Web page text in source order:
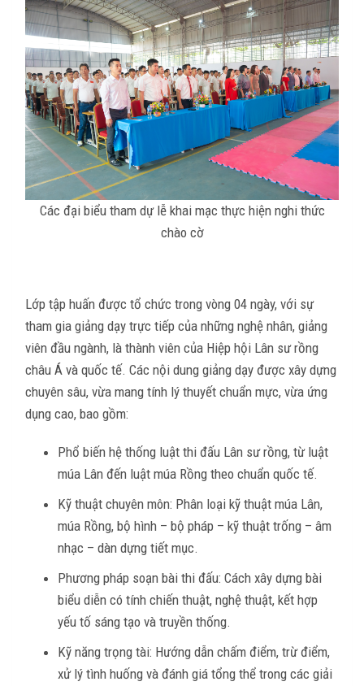
Các đại biểu tham dự lễ khai mạc thực hiện nghi thức
chào cờ
Lớp tập huấn được tổ chức trong vòng 04 ngày, với sự
tham gia giảng dạy trực tiếp của những nghệ nhân, giảng
viên đầu ngành, là thành viên của Hiệp hội Lân sư rồng
châu Á và quốc tế. Các nội dung giảng dạy được xây dựng
chuyên sâu, vừa mang tính lý thuyết chuẩn mực, vừa ứng
dụng cao, bao gồm:
Phổ biến hệ thống luật thi đấu Lân sư rồng, từ luật
múa Lân đến luật múa Rồng theo chuẩn quốc tế.
Kỹ thuật chuyên môn: Phân loại kỹ thuật múa Lân,
múa Rồng, bộ hình – bộ pháp – kỹ thuật trống – âm
nhạc – dàn dựng tiết mục.
Phương pháp soạn bài thi đấu: Cách xây dựng bài
biểu diễn có tính chiến thuật, nghệ thuật, kết hợp
yếu tố sáng tạo và truyền thống.
Kỹ năng trọng tài: Hướng dẫn chấm điểm, trừ điểm,
xử lý tình huống và đánh giá tổng thể trong các giải